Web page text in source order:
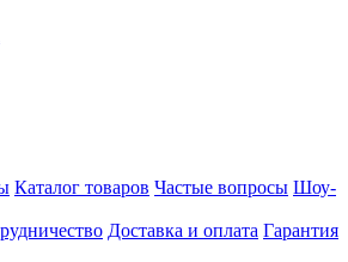
Каталог товаров Частые вопросы Шоу-
Доставка и оплата Гарантия